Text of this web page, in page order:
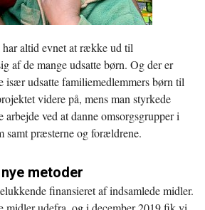
altid evnet at række ud til
af de mange udsatte børn. Og der er
især udsatte familiemedlemmers børn til
videre på, mens man styrkede
arbejde ved at danne omsorgsgrupper i
samt præsterne og forældrene.
metoder
finansieret af indsamlede midler.